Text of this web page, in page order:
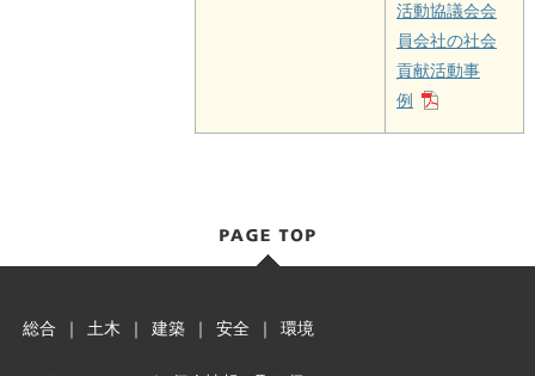
活動協議会会
員会社の社会
貢献活動事
例
総合 ｜ 土木 ｜ 建築 ｜ 安全 ｜ 環境